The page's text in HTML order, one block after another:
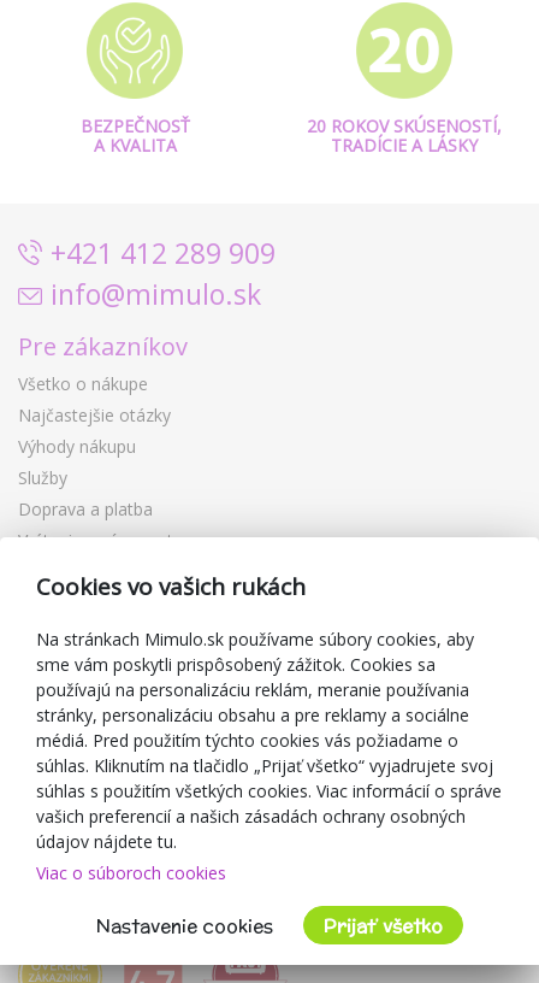
BEZPEČNOSŤ
A KVALITA
20 ROKOV SKÚSENOSTÍ,
TRADÍCIE A LÁSKY
+421 412 289 909
info@mimulo.sk
Pre zákazníkov
Všetko o nákupe
Najčastejšie otázky
Výhody nákupu
Služby
Doprava a platba
Vrátenie a výmena tovaru
Reklamácia
Darčekové poukážky
Zľavové kupóny
Blog
O predajcovi
Mimulo.sk
Obchodné podmienky
Ochrana osobných údajov GDPR
Kontakty
Spolupracujeme
Cookies vo vašich rukách
Na stránkach Mimulo.sk používame súbory cookies, aby
sme vám poskytli prispôsobený zážitok. Cookies sa
používajú na personalizáciu reklám, meranie používania
stránky, personalizáciu obsahu a pre reklamy a sociálne
médiá. Pred použitím týchto cookies vás požiadame o
súhlas. Kliknutím na tlačidlo „Prijať všetko“ vyjadrujete svoj
súhlas s použitím všetkých cookies. Viac informácií o správe
vašich preferencií a našich zásadách ochrany osobných
údajov nájdete tu.
Viac o súboroch cookies
Nastavenie cookies Prijať všetko